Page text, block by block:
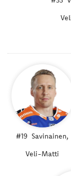
#19 Savinainen,
Veli-Matti